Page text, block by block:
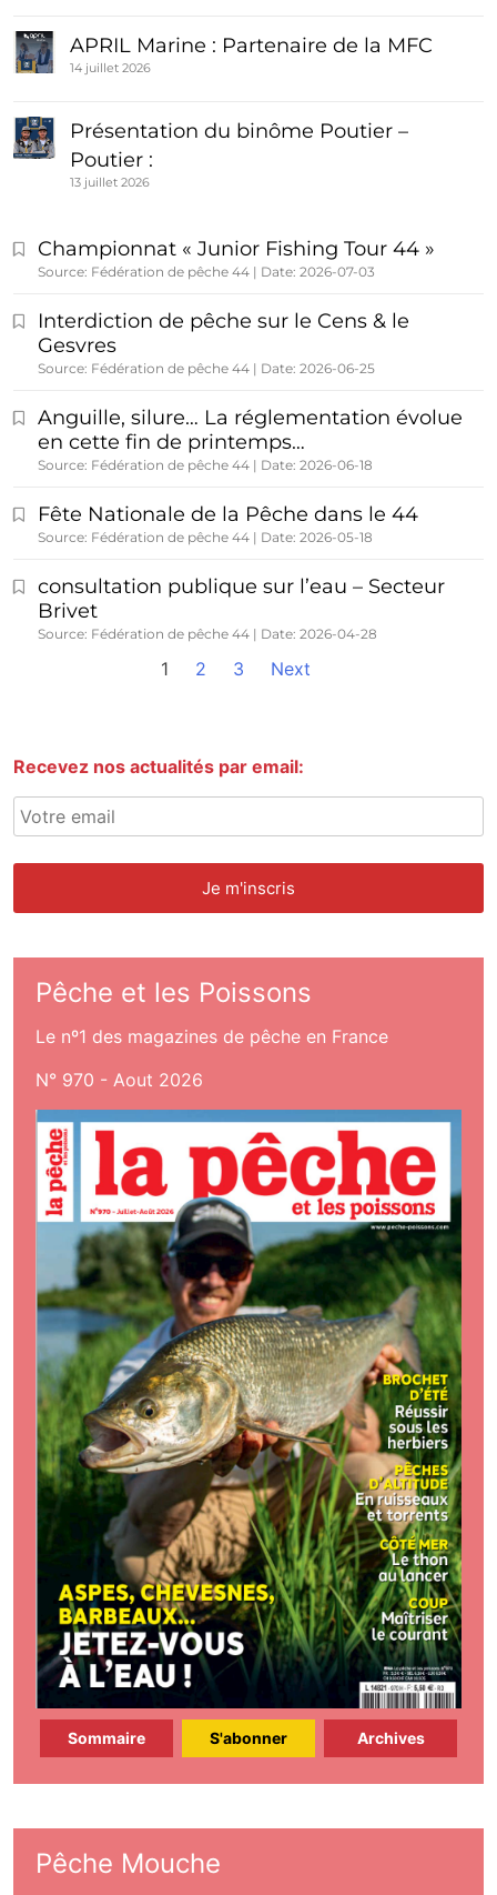
APRIL Marine : Partenaire de la MFC
14 juillet 2026
Présentation du binôme Poutier –
Poutier :
13 juillet 2026
Championnat « Junior Fishing Tour 44 »
Source: Fédération de pêche 44 Date: 2026-07-03
Interdiction de pêche sur le Cens & le
Gesvres
Source: Fédération de pêche 44 Date: 2026-06-25
Anguille, silure… La réglementation évolue
en cette fin de printemps…
Source: Fédération de pêche 44 Date: 2026-06-18
Fête Nationale de la Pêche dans le 44
Source: Fédération de pêche 44 Date: 2026-05-18
consultation publique sur l’eau – Secteur
Brivet
Source: Fédération de pêche 44 Date: 2026-04-28
1 2 3 Next
Recevez nos actualités par email:
Pêche et les Poissons
Le nº1 des magazines de pêche en France
N° 970 - Aout 2026
Sommaire S'abonner Archives
Pêche Mouche